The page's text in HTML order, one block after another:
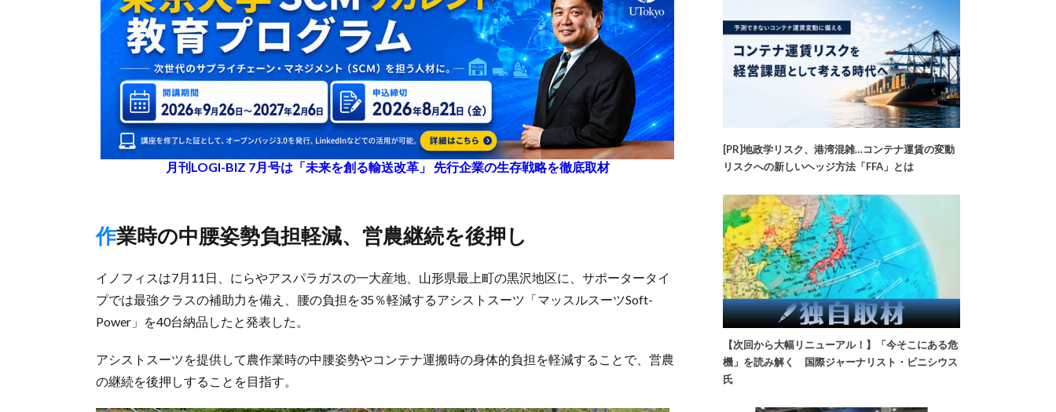
月刊LOGI-BIZ 7月号は「未来を創る輸送改革」 先行企業の生存戦略を徹底取材
作業時の中腰姿勢負担軽減、営農継続を後押し
イノフィスは7月11日、にらやアスパラガスの一大産地、山形県最上町の黒沢地区に、サポータータイ
プでは最強クラスの補助力を備え、腰の負担を35％軽減するアシストスーツ「マッスルスーツSoft-
Power」を40台納品したと発表した。
アシストスーツを提供して農作業時の中腰姿勢やコンテナ運搬時の身体的負担を軽減することで、営農
の継続を後押しすることを目指す。
[PR]地政学リスク、港湾混雑…コンテナ運賃の変動
リスクへの新しいヘッジ方法「FFA」とは
【次回から大幅リニューアル！】「今そこにある危
機」を読み解く 国際ジャーナリスト・ビニシウス
氏